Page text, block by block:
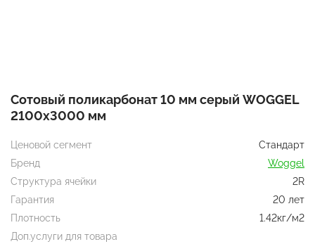
Сотовый поликарбонат 10 мм серый WOGGEL
2100х3000 мм
Ценовой сегмент
Стандарт
Бренд
Woggel
Структура ячейки
2R
Гарантия
20 лет
Плотность
1.42кг/м2
Доп.услуги для товара